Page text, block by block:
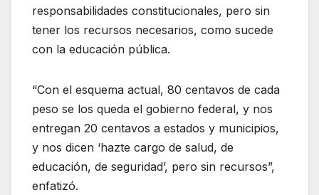
responsabilidades constitucionales, pero sin
tener los recursos necesarios, como sucede
con la educación pública.
“Con el esquema actual, 80 centavos de cada
peso se los queda el gobierno federal, y nos
entregan 20 centavos a estados y municipios,
y nos dicen ‘hazte cargo de salud, de
educación, de seguridad’, pero sin recursos”,
enfatizó.